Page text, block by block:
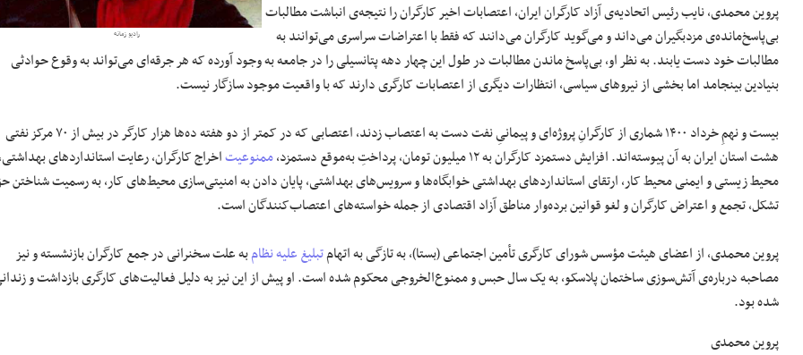
رادیو زمانه
پروین محمدی، نایب رئیس اتحادیه‌ی آزاد کارگران ایران، اعتصابات اخیر کارگران را نتیجه‌ی انباشت مطالبات
بی‌پاسخ‌مانده‌‌ی مزدبگیران می‌داند و می‌گوید کارگران می‌دانند که فقط با اعتراضات سراسری می‌توانند به
مطالبات‌ خود دست یابند. به نظر او، بی‌پاسخ ماندن مطالبات در طول این چهار دهه پتانسیلی را در جامعه به وجود آورده که هر جرقه‌ای می‌تواند به وقوع حوادثی
بنیادین بینجامد اما بخشی از نیروهای سیاسی، انتظارات دیگری از اعتصابات کارگری دارند که با واقعیت موجود سازگار نیست.
بیست و نهمِ خرداد ۱۴۰۰ شماری از کارگرانِ پروژه‌ای و پیمانیِ نفت دست به اعتصاب زدند، اعتصابی که در کمتر از دو هفته ده‌‌ها هزار کارگر در بیش از ۷۰ مرکز نفتی
هشت استان ایران به آن پیوسته‌اند. افزایش‌ دستمزد کارگران به ۱۲ میلیون تومان، پرداختِ به‌موقع دستمزد،
ممنوعیتاخراج کارگران، رعایت استانداردهای
محیط زیستی و ایمنی محیط کار، ارتقای استانداردهای بهداشتی خوابگاه‌ها و سرویس‌های بهداشتی، پایان دادن به امنیتی‌سازی محیط‌های کار، به رسمیت شناختن
تشکل، تجمع و اعتراض کارگران و لغو قوانین برده‌وار مناطق آزاد اقتصادی از جمله خواسته‌های اعتصاب‌کنندگان است.
پروین محمدی، از اعضای هیئت مؤسس شورای کارگری تأمین اجتماعی (بستا)، به تازگی به اتهامتبلیغ علیه نظامبه‌ علت سخنرانی در جمع کارگران بازنشسته و نیز
مصاحبه درباره‌ی آتش‌سوزی ساختمان پلاسکو، به یک سال حبس و ممنوع‌الخروجی محکوم شده است. او پیش از این نیز به دلیل فعالیت‌های کارگری بازداشت و
شده بود.
پروین محمدی